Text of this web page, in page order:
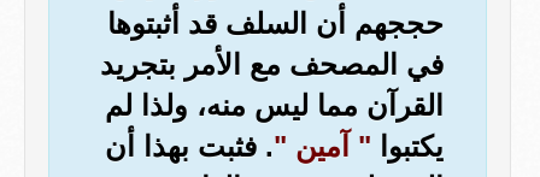
حججهم أن السلف قد أثبتوها
في المصحف مع الأمر بتجريد
القرآن مما ليس منه، ولذا لم
يكتبوا " آمين ". فثبت بهذا أن